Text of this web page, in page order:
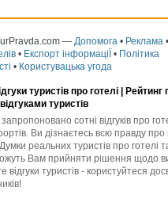
— Допомога • Реклама •
• Експорт інформаціЇ • Політика
• Користувацька угода
туристів про готелі | Рейтинг
туристів
сотні відгуків про
Ви дізнаєтесь всю правду про
реальних туристів про готелі
Вам прийняти рішення щодо
відгуки туристів - користуйтеся